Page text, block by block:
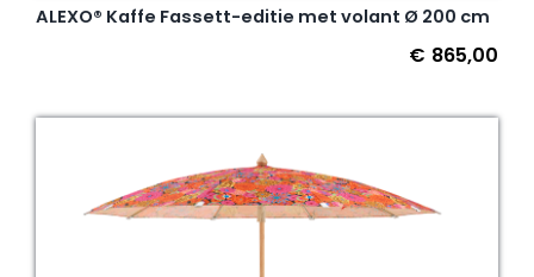
ALEXO® Kaffe Fassett-editie met volant Ø 200 cm
€ 865,00